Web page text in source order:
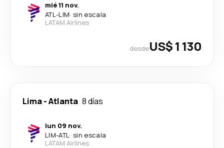
mié 11 nov.
ATL-LIM· sin escala
LATAM Airlines
desdeUS$ 1 130
Lima-Atlanta 8 días
lun 09 nov.
LIM-ATL· sin escala
LATAM Airlines